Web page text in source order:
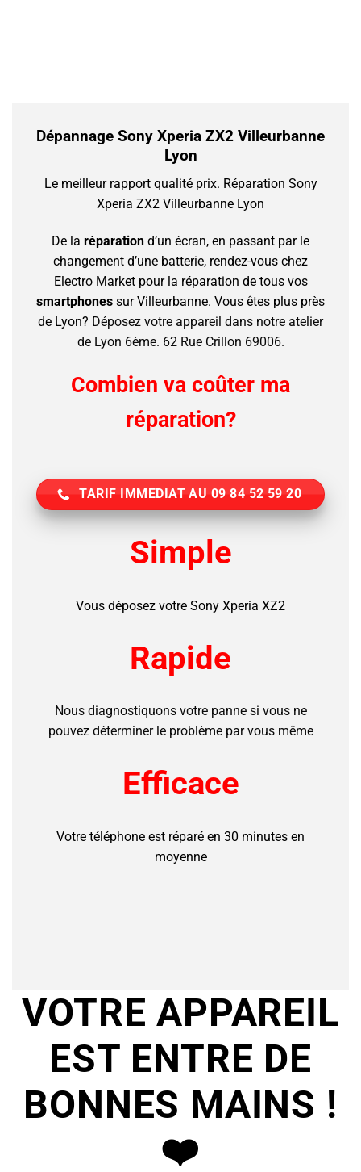
Dépannage Sony Xperia ZX2 Villeurbanne
Lyon
Le meilleur rapport qualité prix. Réparation Sony
Xperia ZX2 Villeurbanne Lyon
De la réparation d’un écran, en passant par le
changement d’une batterie, rendez-vous chez
Electro Market pour la réparation de tous vos
smartphones sur Villeurbanne. Vous êtes plus près
de Lyon? Déposez votre appareil dans notre atelier
de Lyon 6ème. 62 Rue Crillon 69006.
Combien va coûter ma
réparation?
TARIF IMMEDIAT AU 09 84 52 59 20
Simple
Vous déposez votre Sony Xperia XZ2
Rapide
Nous diagnostiquons votre panne si vous ne
pouvez déterminer le problème par vous même
Efficace
Votre téléphone est réparé en 30 minutes en
moyenne
VOTRE APPAREIL
EST ENTRE DE
BONNES MAINS !
❤️